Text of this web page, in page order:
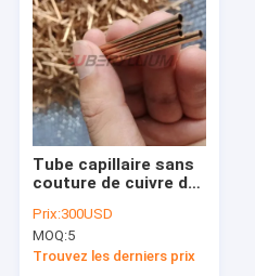
Tube capillaire sans
couture de cuivre du
pour la station de la
base 5g
Prix:300USD
MOQ:5
Trouvez les derniers prix